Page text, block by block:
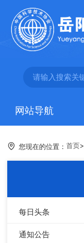
网站导航
您现在的位置： 首页>
每日头条
通知公告